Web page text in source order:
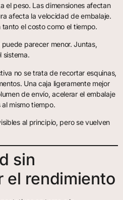
el peso. Las dimensiones afectan
afecta la velocidad de embalaje.
el costo como el tiempo.
parecer menor. Juntas,
sistema.
no se trata de recortar esquinas,
Una caja ligeramente mejor
de envío, acelerar el embalaje
mismo tiempo.
al principio, pero se vuelven
sin
el rendimiento